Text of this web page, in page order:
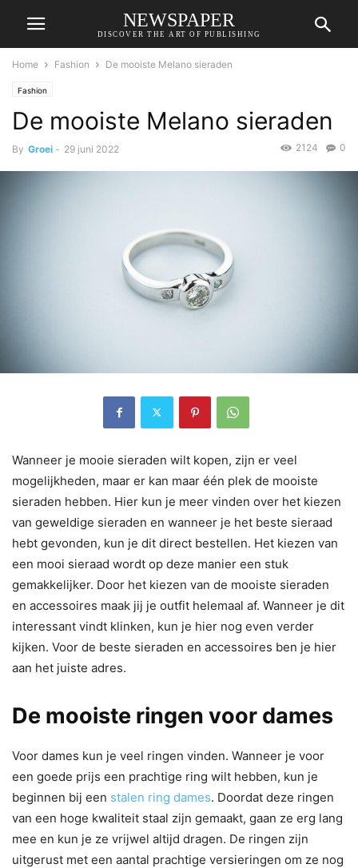
NEWSPAPER
DISCOVER THE ART OF PUBLISHING
Home Fashion De mooiste Melano sieraden
Fashion
De mooiste Melano sieraden
By Groei - 29 juni 2022 0
2124
Wanneer je mooie sieraden wilt kopen, zijn er veel
mogelijkheden, maar er kan maar één plek de mooiste
sieraden hebben. Hier kun je meer vinden over het kiezen
van geweldige sieraden en wanneer je het beste sieraad
hebt gevonden, kun je dit direct bestellen. Het kiezen van
een mooi sieraad wordt op deze manier een stuk
gemakkelijker. Door het kiezen van de mooiste sieraden
en accessoires maak jij je outfit helemaal af. Wanneer je dit
interessant vindt klinken, kun je hier nog even verder
kijken. Voor de beste sieraden en accessoires ben je hier
aan het juiste adres.
De mooiste ringen voor dames
Voor dames kun je veel ringen vinden. Wanneer je voor
een goede prijs een prachtige ring wilt hebben, kun je
beginnen bij een stalen ring dames. Doordat deze ringen
van een hoge kwaliteit staal zijn gemaakt, gaan ze erg lang
mee en kun je ze vrijwel altijd dragen. De ringen zijn
uitgerust met een aantal prachtige versieringen om ze nog